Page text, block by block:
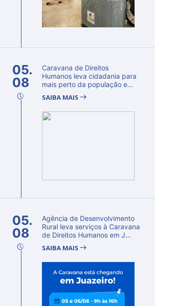
05.
08
Caravana de Direitos
Humanos leva cidadania para
mais perto da população e
SAIBA MAIS
05.
08
Agência de Desenvolvimento
Rural leva serviços à Caravana
de Direitos Humanos em J...
SAIBA MAIS